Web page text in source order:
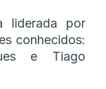
liderada por
conhecidos:
e Tiago